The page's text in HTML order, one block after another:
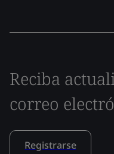
Reciba
correo
Registrarse